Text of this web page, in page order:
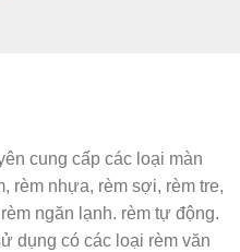
cung cấp các loại màn
rèm nhựa, rèm sợi, rèm tre,
ngăn lạnh. rèm tự động.
dụng có các loại rèm văn